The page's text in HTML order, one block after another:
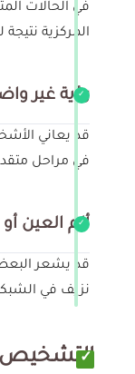
في الحالات
المركزية
رؤية غير
قد يعاني
في مراحل
ألم العين
قد يشعر
نزيف في
التشخيص